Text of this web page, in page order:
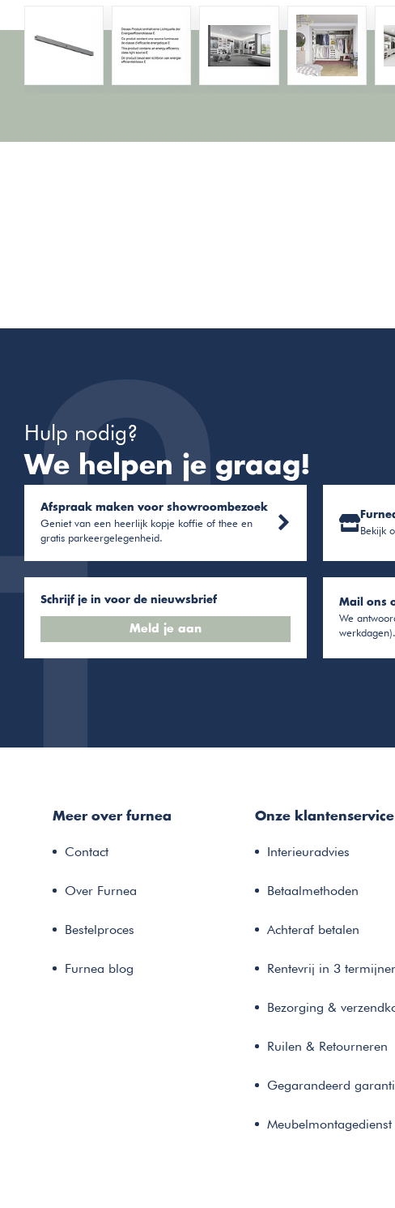
Hulp nodig?
We helpen je graag!
Afspraak maken voor showroombezoek
Geniet van een heerlijk kopje koffie of thee en
gratis parkeergelegenheid.
Bekijk
Schrijf je in voor de nieuwsbrief
Meld je aan
Mail ons
We
werkdagen).
Meer over furnea
Contact
Over Furnea
Bestelproces
Furnea blog
Onze klantenservice
Interieuradvies
Betaalmethoden
Achteraf betalen
Rentevrij in 3
Bezorging &
Ruilen & Retourneren
Gegarandeerd
Meubelmontagedienst